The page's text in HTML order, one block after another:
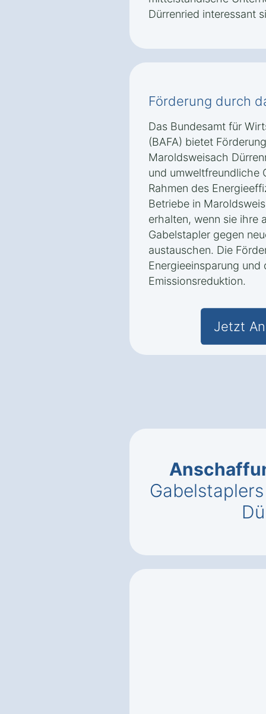
Dürrenried interessant
Förderung durch
Das Bundesamt für
(BAFA) bietet
Maroldsweisach
und umweltfreundliche
Rahmen des
Betriebe in
erhalten, wenn sie ihre
Gabelstapler gegen
austauschen. Die
Energieeinsparung und
Emissionsreduktion.
Jetzt